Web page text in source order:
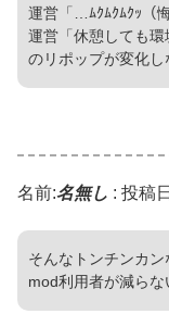
運営「…ﾑｸﾑｸﾑｸｯ（
運営「休憩しても
のリポップが変化し
名前:名無し : 投稿
そんなトンチンカ
mod利用者が減らな